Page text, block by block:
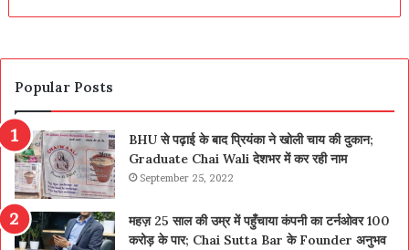
Popular Posts
BHU से पढ़ाई के बाद प्रियंका ने खोली चाय की दुकान;
Graduate Chai Wali देशभर में कर रही नाम
September 25, 2022
महज़ 25 साल की उम्र में पहुँचाया कंपनी का टर्नओवर 100
करोड़ के पार; Chai Sutta Bar के Founder अनुभव